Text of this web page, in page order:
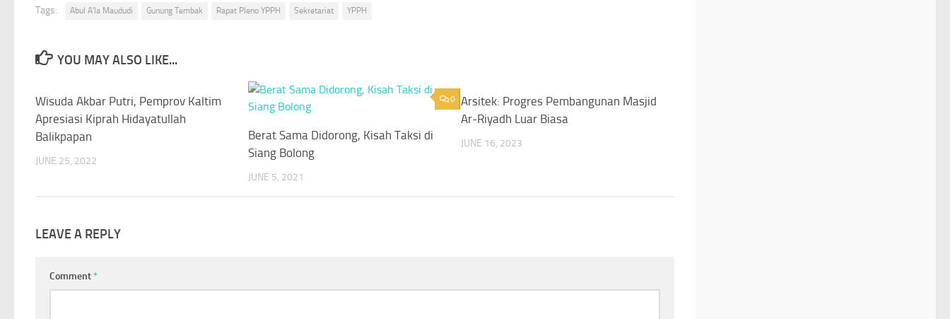
Tags: Abul A'la Maududi Gunung Tembak Rapat Pleno YPPH Sekretariat YPPH
YOU MAY ALSO LIKE...
Wisuda Akbar Putri, Pemprov Kaltim
Apresiasi Kiprah Hidayatullah
Balikpapan
JUNE 25, 2022
0
Berat Sama Didorong, Kisah Taksi di
Siang Bolong
JUNE 5, 2021
Arsitek: Progres Pembangunan Masjid
Ar-Riyadh Luar Biasa
JUNE 16, 2023
LEAVE A REPLY
Comment*